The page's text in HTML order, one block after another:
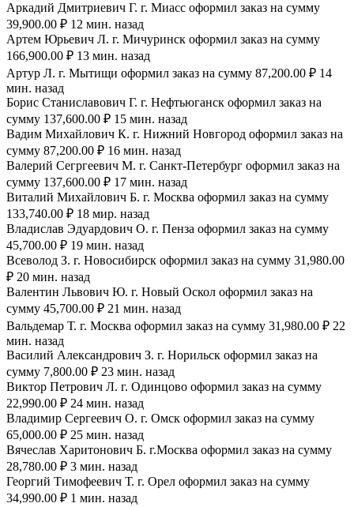
Аркадий Дмитриевич Г. г. Миасс оформил заказ на сумму
39,900.00 ₽ 12 мин. назад
Артем Юрьевич Л. г. Мичуринск оформил заказ на сумму
166,900.00 ₽ 13 мин. назад
Артур Л. г. Мытищи оформил заказ на сумму 87,200.00 ₽ 14
мин. назад
Борис Станиславович Г. г. Нефтьюганск оформил заказ на
сумму 137,600.00 ₽ 15 мин. назад
Вадим Михайлович К. г. Нижний Новгород оформил заказ на
сумму 87,200.00 ₽ 16 мин. назад
Валерий Сегргеевич М. г. Санкт-Петербург оформил заказ на
сумму 137,600.00 ₽ 17 мин. назад
Виталий Михайлович Б. г. Москва оформил заказ на сумму
133,740.00 ₽ 18 мир. назад
Владислав Эдуардович О. г. Пенза оформил заказ на сумму
45,700.00 ₽ 19 мин. назад
Всеволод З. г. Новосибирск оформил заказ на сумму 31,980.00
₽ 20 мин. назад
Валентин Львович Ю. г. Новый Оскол оформил заказ на
сумму 45,700.00 ₽ 21 мин. назад
Вальдемар Т. г. Москва оформил заказ на сумму 31,980.00 ₽ 22
мин. назад
Василий Александрович З. г. Норильск оформил заказ на
сумму 7,800.00 ₽ 23 мин. назад
Виктор Петрович Л. г. Одинцово оформил заказ на сумму
22,990.00 ₽ 24 мин. назад
Владимир Сергеевич О. г. Омск оформил заказ на сумму
65,000.00 ₽ 25 мин. назад
Вячеслав Харитонович Б. г.Москва оформил заказ на сумму
28,780.00 ₽ 3 мин. назад
Георгий Тимофеевич Т. г. Орел оформил заказ на сумму
34,990.00 ₽ 1 мин. назад